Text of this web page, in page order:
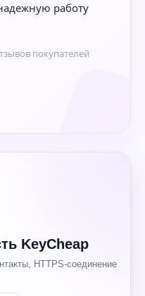
работу
покупателей
KeyCheap